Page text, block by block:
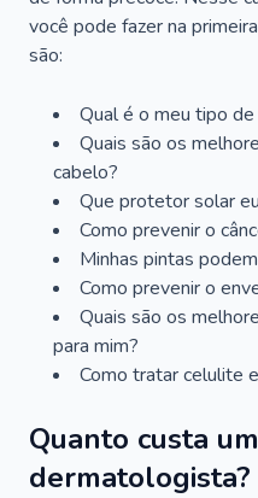
você pode fazer na
são:
Qual é o meu tipo
Quais são os
cabelo?
Que protetor solar
Como prevenir o
Minhas pintas
Como prevenir o
Quais são os
para mim?
Como tratar celulite
Quanto custa
dermatologista?